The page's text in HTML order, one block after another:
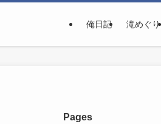
俺日記 滝めぐり
Pages